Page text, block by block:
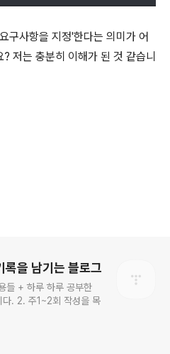
사항을 지정'한다는 의미가 어
저는 충분히 이해가 된 것 같습니
록을 남기는 블로그
들 + 하루 하루 공부한
다. 2. 주1~2회 작성을 목